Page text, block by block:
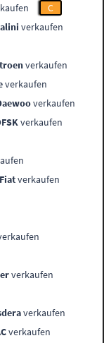
C
verkaufen
verkaufen
verkaufen
verkaufen
verkaufen
Fiatverkaufen
verkaufen
verkaufen
verkaufen